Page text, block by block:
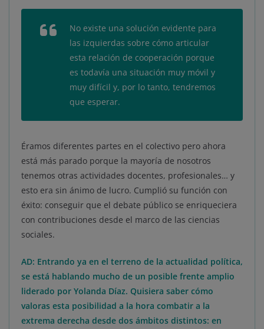
No existe una solución evidente para
las izquierdas sobre cómo articular
esta relación de cooperación porque
es todavía una situación muy móvil y
muy difícil y, por lo tanto, tendremos
que esperar.
Éramos diferentes partes en el colectivo pero ahora
está más parado porque la mayoría de nosotros
tenemos otras actividades docentes, profesionales… y
esto era sin ánimo de lucro. Cumplió su función con
éxito: conseguir que el debate público se enriqueciera
con contribuciones desde el marco de las ciencias
sociales.
AD: Entrando ya en el terreno de la actualidad política,
se está hablando mucho de un posible frente amplio
liderado por Yolanda Díaz. Quisiera saber cómo
valoras esta posibilidad a la hora combatir a la
extrema derecha desde dos ámbitos distintos: en